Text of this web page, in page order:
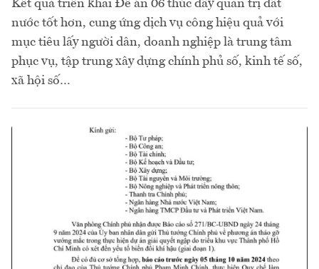
Kết quả triển khai Đề án 06 thúc đẩy quản trị đất
nước tốt hơn, cung ứng dịch vụ công hiệu quả với
mục tiêu lấy người dân, doanh nghiệp là trung tâm
phục vụ, tập trung xây dựng chính phủ số, kinh tế số,
xã hội số…